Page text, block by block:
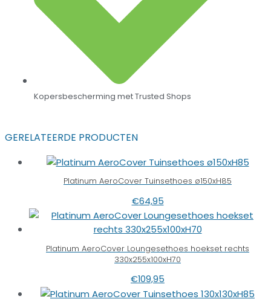
Kopersbescherming met Trusted Shops
GERELATEERDE PRODUCTEN
Platinum AeroCover Tuinsethoes ø150xH85
€64,95
Platinum AeroCover Loungesethoes hoekset rechts
330x255x100xH70
€109,95